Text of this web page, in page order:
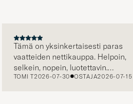
Tämä on yksinkertaisesti paras
vaatteiden nettikauppa. Helpoin,
selkein, nopein, luotettavin.
Erityisen hienoa että kuljetus on
TOMI T2026-07-30 OSTAJA2026-07-15